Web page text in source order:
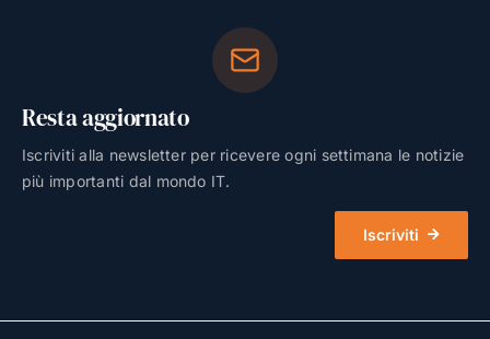
Resta aggiornato
Iscriviti alla newsletter per ricevere ogni settimana le notizie
più importanti dal mondo IT.
Iscriviti